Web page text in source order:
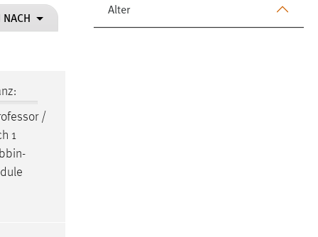
Alter
NACH
/
1